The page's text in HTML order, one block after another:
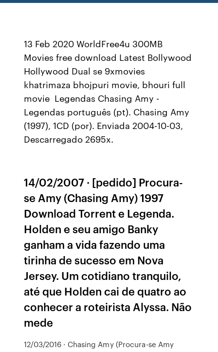
13 Feb 2020 WorldFree4u 300MB
Movies free download Latest Bollywood
Hollywood Dual se 9xmovies
khatrimaza bhojpuri movie, bhouri full
movie Legendas Chasing Amy -
Legendas português (pt). Chasing Amy
(1997), 1CD (por). Enviada 2004-10-03,
Descarregado 2695x.
14/02/2007 · [pedido] Procura-
se Amy (Chasing Amy) 1997
Download Torrent e Legenda.
Holden e seu amigo Banky
ganham a vida fazendo uma
tirinha de sucesso em Nova
Jersey. Um cotidiano tranquilo,
até que Holden cai de quatro ao
conhecer a roteirista Alyssa. Não
mede
12/03/2016 · Chasing Amy (Procura-se Amy